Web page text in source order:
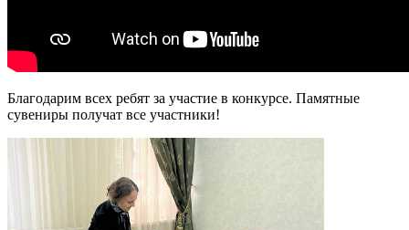
Благодарим всех ребят за участие в конкурсе. Памятные
сувениры получат все участники!